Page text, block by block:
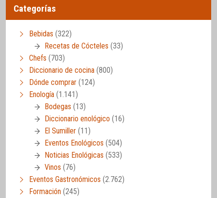
Categorías
Bebidas (322)
Recetas de Cócteles (33)
Chefs (703)
Diccionario de cocina (800)
Dónde comprar (124)
Enología (1.141)
Bodegas (13)
Diccionario enológico (16)
El Sumiller (11)
Eventos Enológicos (504)
Noticias Enológicas (533)
Vinos (76)
Eventos Gastronómicos (2.762)
Formación (245)